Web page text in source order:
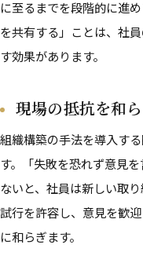
に至るまでを段階的に進
を共有する」ことは、社
す効果があります。
現場の抵抗を和
組織構築の手法を導入す
す。「失敗を恐れず意見
ないと、社員は新しい取
試行を許容し、意見を歓
に和らぎます。